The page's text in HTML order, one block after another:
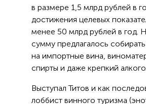
в размере 1,5 млрд рублей в
достижения целевых
менее 50 млрд рублей в год.
сумму предлагалось
на импортные вина,
спирты и даже крепкий
Выступал Титов и как
лоббист винного туризма